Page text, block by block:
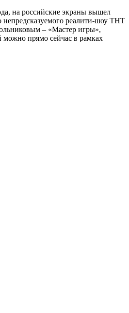
на российские экраны вышел
реалити-шоу ТНТ
– «Мастер игры»,
можно прямо сейчас в рамках